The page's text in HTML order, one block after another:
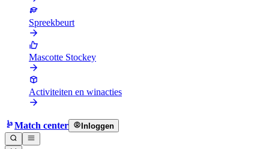
Spreekbeurt
Mascotte Stockey
Activiteiten en winacties
Match center Inloggen